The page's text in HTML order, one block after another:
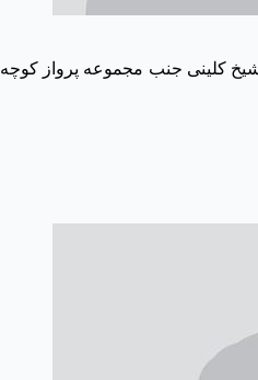
شیخ کلینی جنب مجموعه پرواز کوچه